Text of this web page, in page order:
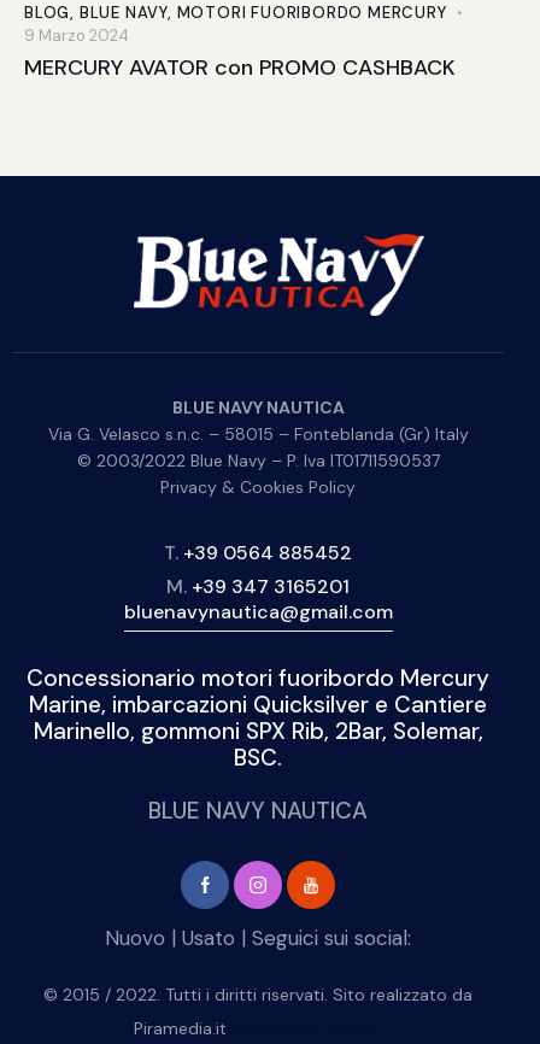
BLOG, BLUE NAVY, MOTORI FUORIBORDO MERCURY
9 Marzo 2024
MERCURY AVATOR con PROMO CASHBACK
BLUE NAVY NAUTICA
Via G. Velasco s.n.c. – 58015 – Fonteblanda (Gr) Italy
© 2003/2022 Blue Navy – P. Iva IT01711590537
Privacy & Cookies Policy
T. +39 0564 885452
M. +39 347 3165201
bluenavynautica@gmail.com
Concessionario motori fuoribordo Mercury
Marine, imbarcazioni Quicksilver e Cantiere
Marinello, gommoni SPX Rib, 2Bar, Solemar,
BSC.
BLUE NAVY NAUTICA
© 2015 / 2022. Tutti i diritti riservati. Sito realizzato da
Piramedia.it
Nuovo | Usato | Seguici sui social: